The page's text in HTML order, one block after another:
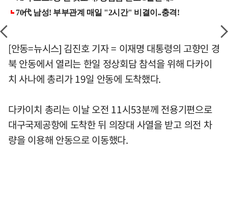
[안동=뉴시스] 김진호 기자 = 이재명 대통령의 고향인 경
북 안동에서 열리는 한일 정상회담 참석을 위해 다카이
치 사나에 총리가 19일 안동에 도착했다.
다카이치 총리는 이날 오전 11시53분께 전용기편으로
대구국제공항에 도착한 뒤 의장대 사열을 받고 의전 차
량을 이용해 안동으로 이동했다.